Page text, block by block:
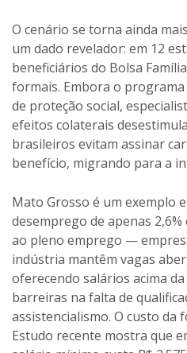
O cenário se torna ainda
um dado revelador: em 12
beneficiários do Bolsa
formais. Embora o programa
de proteção social,
efeitos colaterais
brasileiros evitam assinar
benefício, migrando para a
Mato Grosso é um exemplo
desemprego de apenas
ao pleno emprego —
indústria mantêm vagas
oferecendo salários acima
barreiras na falta de
assistencialismo. O custo da
Estudo recente mostra que